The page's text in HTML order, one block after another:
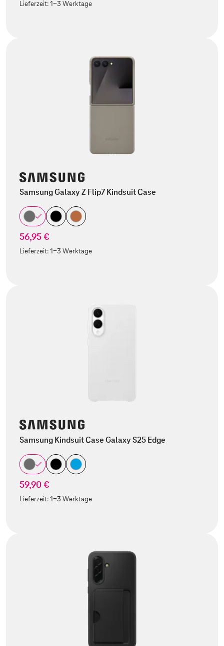
Lieferzeit:1-3 Werktage
Samsung Galaxy Z Flip7 Kindsuit Case
56,95 €
Lieferzeit:1-3 Werktage
Samsung Kindsuit Case Galaxy S25 Edge
59,90 €
Lieferzeit:1-3 Werktage